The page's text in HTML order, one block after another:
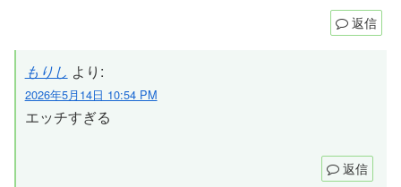
返信
もりし より:
2026年5月14日 10:54 PM
エッチすぎる
返信